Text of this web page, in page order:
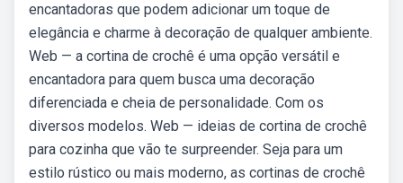
encantadoras que podem adicionar um toque de
elegância e charme à decoração de qualquer ambiente.
Web — a cortina de crochê é uma opção versátil e
encantadora para quem busca uma decoração
diferenciada e cheia de personalidade. Com os
diversos modelos. Web — ideias de cortina de crochê
para cozinha que vão te surpreender. Seja para um
estilo rústico ou mais moderno, as cortinas de crochê